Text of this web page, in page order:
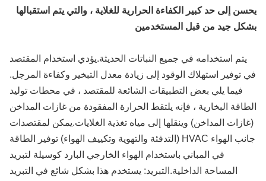
يحسن إلى حد كبير الكفاءة الحرارية للغلاية ، والتي يتم استقبالها
جيد من قبل المستخدمين
يتم استخدامه في جميع النباتات الحديثة.يؤدي استخدام المقتصد
توفير استهلاك الوقود إلى زيادة معدل التبخير وكفاءة المرجل.
فيما يلي بعض التطبيقات الشائعة للمقتصد ، في محطات توليد
البخارية ، فإنه يلتقط الحرارة المفقودة من غازات المداخن
المداخن) وينقلها إلى مياه تغذية الغلايات.يمكن لمقتصدات
جانب الهواء HVAC (التدفئة والتهوية وتكييف الهواء) توفير الطاقة
في المباني باستخدام الهواء الخارجي البارد كوسيلة لتبريد
المساحة الداخلية.التبريد: يستخدم هذا بشكل شائع في التبريد